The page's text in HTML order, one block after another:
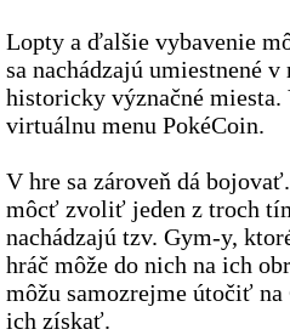
Lopty a ďalšie vybavenie
sa nachádzajú umiestnené
historicky význačné
virtuálnu menu PokéCoin.
V hre sa zároveň dá
môcť zvoliť jeden z troch
nachádzajú tzv. Gym-y,
hráč môže do nich na ich
môžu samozrejme útočiť
ich získať.